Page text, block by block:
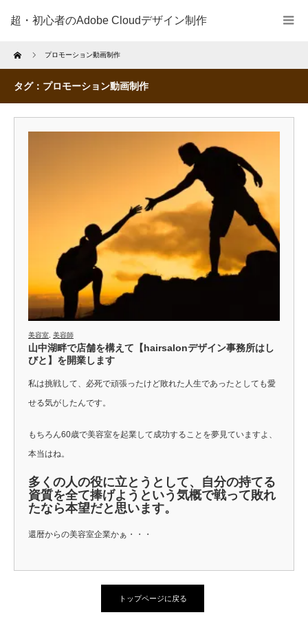
超・初心者のAdobe Cloudデザイン制作
Home プロモーション動画制作
タグ：プロモーション動画制作
美容室 美容師
山中湖畔で店舗を構えて【hairsalonデザイン事務所はし
びと】を開業します
私は挑戦して、必死で頑張ったけど敗れた人生であったとしても愛
せる気がしたんです。
もちろん60歳で美容室を起業して成功することを夢見ていますよ、
本当はね。
多くの人の役に立とうとして、自分の持てる
資質を全て捧げようという気概で戦って敗れ
たなら本望だと思います。
還暦からの美容室企業かぁ・・・
トップページに戻る